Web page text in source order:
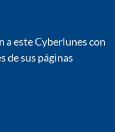
a este Cyberlunes con
de sus páginas